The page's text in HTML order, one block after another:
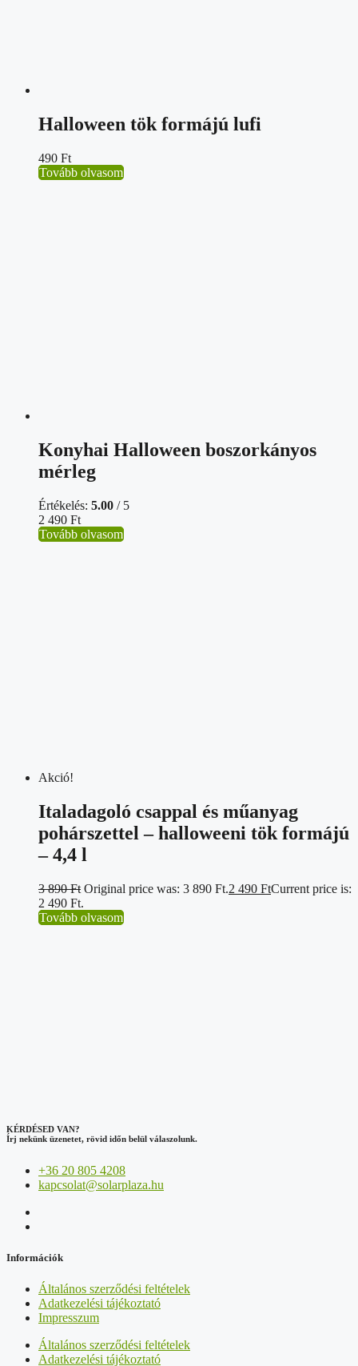
Halloween tök formájú lufi
490 Ft
Tovább olvasom
Konyhai Halloween boszorkányos
mérleg
Értékelés: 5.00 / 5
2 490 Ft
Tovább olvasom
Akció!
Italadagoló csappal és műanyag
pohárszettel – halloweeni tök formájú
– 4,4 l
3 890Ft Original price was: 3 890 Ft.2 490 FtCurrent price is:
2 490 Ft.
Tovább olvasom
KÉRDÉSED VAN?
Írj nekünk üzenetet, rövid időn belül válaszolunk.
+36 20 805 4208
kapcsolat@solarplaza.hu
Információk
Általános szerződési feltételek
Adatkezelési tájékoztató
Impresszum
Általános szerződési feltételek
Adatkezelési tájékoztató